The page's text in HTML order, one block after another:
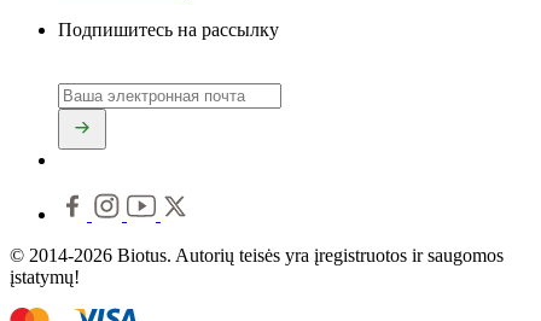
Подпишитесь на рассылку
© 2014-2026 Biotus. Autorių teisės yra įregistruotos ir saugomos
įstatymų!